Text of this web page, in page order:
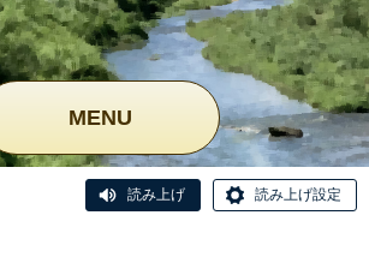
MENU
読み上げ 読み上げ設定